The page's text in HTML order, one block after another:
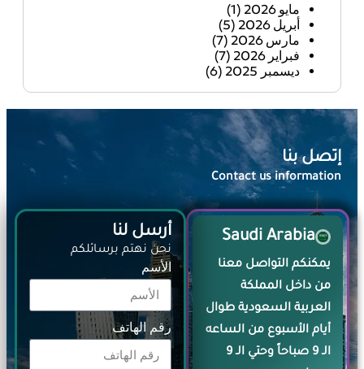
مايو 2026
(1)
أبريل 2026
(5)
مارس 2026
(7)
فبراير 2026
(7)
ديسمبر 2025
(6)
إتصل بنا
Contact us information​
Saudi Arabia
يمكنكم التواصل معنا
من داخل المملكة
العربية السعودية طوال
أيام الأسبوع من الساعه
الـ 9 صباحاً وحتي الـ 9
أرسل لنا
نحن نهتم برسائلكم
الأسم
رقم الهاتف